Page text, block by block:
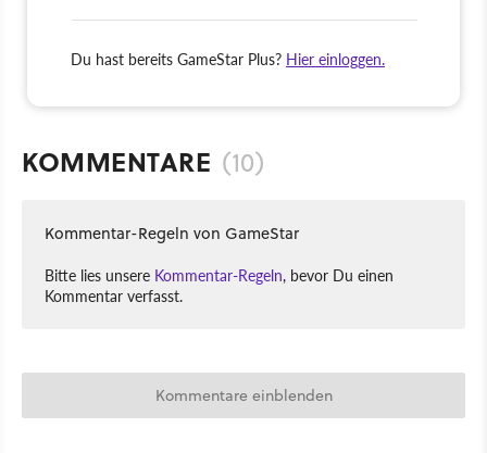
Du hast bereits GameStar Plus? Hier einloggen.
KOMMENTARE (10)
Kommentar-Regeln von GameStar
Bitte lies unsere Kommentar-Regeln, bevor Du einen
Kommentar verfasst.
Kommentare einblenden